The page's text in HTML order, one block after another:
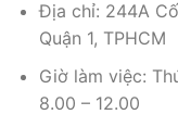
Địa chỉ: 244A
Quận 1, TPHCM
Giờ làm việc:
8.00 – 12.00